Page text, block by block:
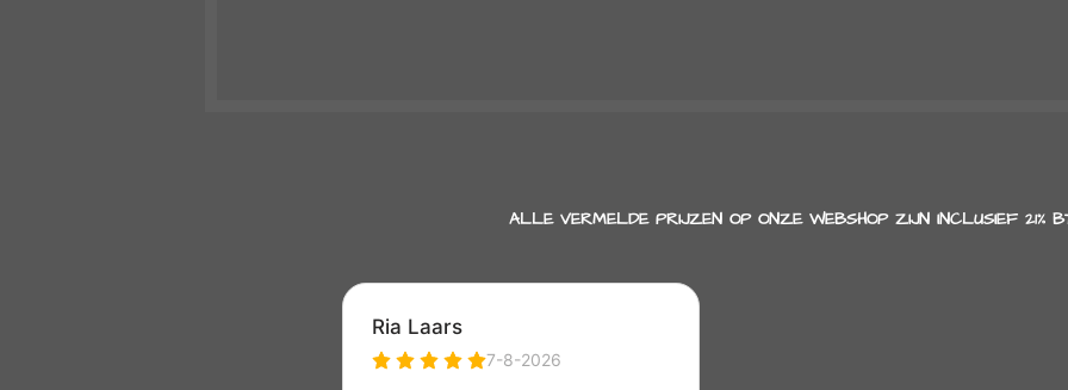
ALLE VERMELDE PRIJZEN OP ONZE WEBSHOP ZIJN INCLUSIEF 21%